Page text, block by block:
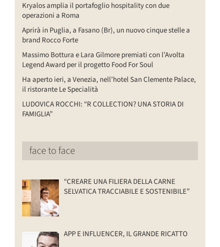
Kryalos amplia il portafoglio hospitality con due
operazioni a Roma
Aprirà in Puglia, a Fasano (Br), un nuovo cinque stelle a
brand Rocco Forte
Massimo Bottura e Lara Gilmore premiati con l’Avolta
Legend Award per il progetto Food For Soul
Ha aperto ieri, a Venezia, nell’hotel San Clemente Palace,
il ristorante Le Specialità
LUDOVICA ROCCHI: “R COLLECTION? UNA STORIA DI
FAMIGLIA”
face to face
“CREARE UNA FILIERA DELLA CARNE
SELVATICA TRACCIABILE E SOSTENIBILE”
APP E INFLUENCER, IL GRANDE RICATTO